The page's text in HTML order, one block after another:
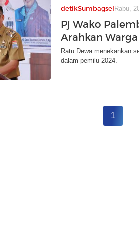
detikSumbagsel Rabu,
Pj Wako
Arahkan
Ratu Dewa menekankan
dalam pemilu 2024.
1